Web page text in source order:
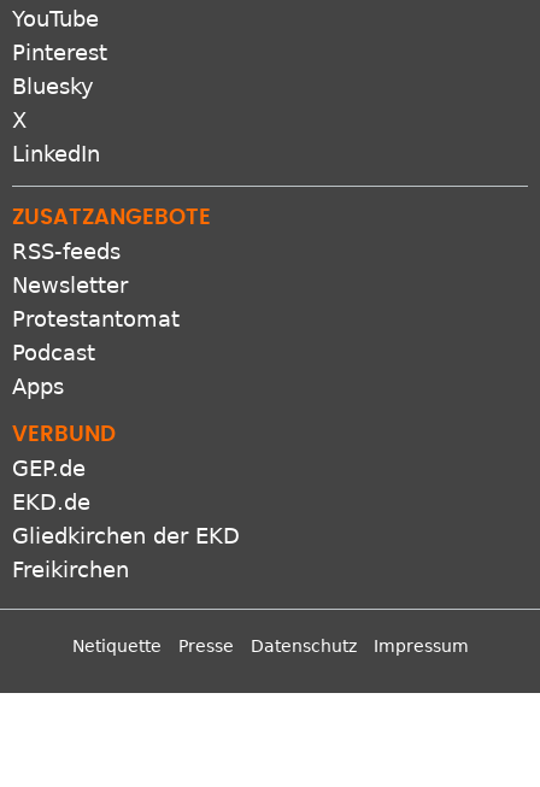
YouTube
Pinterest
Bluesky
X
LinkedIn
ZUSATZANGEBOTE
RSS-feeds
Newsletter
Protestantomat
Podcast
Apps
VERBUND
GEP.de
EKD.de
Gliedkirchen der EKD
Freikirchen
Netiquette Presse Datenschutz Impressum